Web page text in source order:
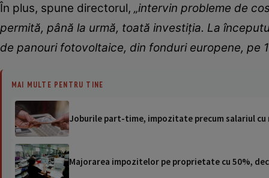
În plus, spune directorul, „intervin probleme de
permită, până la urmă, toată investiția. La
de panouri fotovoltaice, din fonduri europene, pe
MAI MULTE PENTRU TINE
Joburile part-time, impozitate precum salariul cu
Majorarea impozitelor pe proprietate cu 50%,